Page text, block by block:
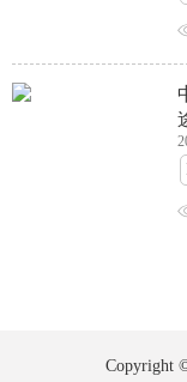
Copyright